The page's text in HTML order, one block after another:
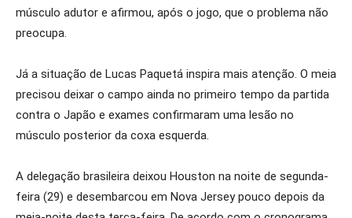
músculo adutor e afirmou, após o jogo, que o problema não
preocupa.
Já a situação de Lucas Paquetá inspira mais atenção. O meia
precisou deixar o campo ainda no primeiro tempo da partida
contra o Japão e exames confirmaram uma lesão no
músculo posterior da coxa esquerda.
A delegação brasileira deixou Houston na noite de segunda-
feira (29) e desembarcou em Nova Jersey pouco depois da